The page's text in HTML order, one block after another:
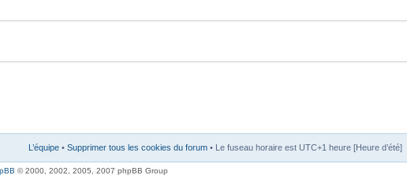
L’équipe • Supprimer tous les cookies du forum • Le fuseau horaire est UTC+1 heure [Heure d’été]
© 2000, 2002, 2005, 2007 phpBB Group